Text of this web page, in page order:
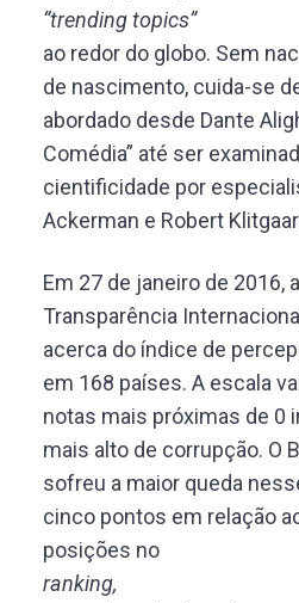
“trending topics”
ao redor do globo. Sem
de nascimento, cuida-se
abordado desde Dante
Comédia” até ser
cientificidade por
Ackerman e Robert
Em 27 de janeiro de 2016,
Transparência
acerca do índice de
em 168 países. A escala
notas mais próximas de 0
mais alto de corrupção. O
sofreu a maior queda
cinco pontos em relação
posições no
ranking,